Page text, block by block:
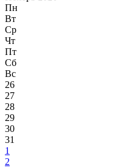
Пн
Вт
Ср
Чт
Пт
Сб
Вс
26
27
28
29
30
31
1
2